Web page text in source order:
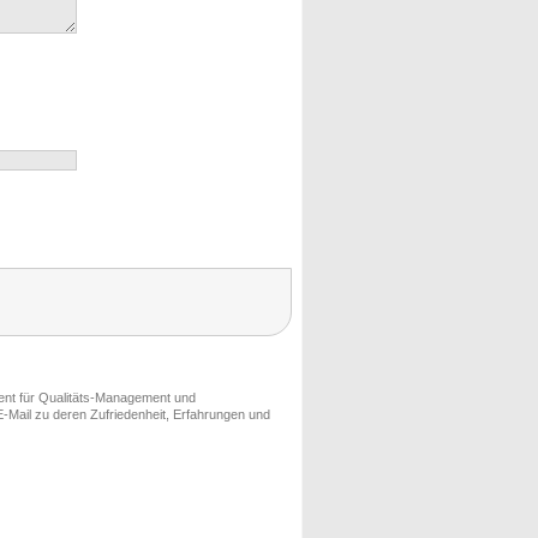
für Qualitäts-Management und
zu deren Zufriedenheit, Erfahrungen und